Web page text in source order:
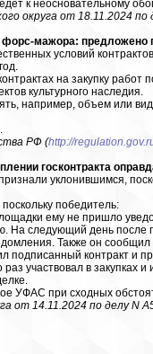
к неосновательному
округа от 18.11.2024 по
форс-мажора: предложено
условий
на закупку работ
культурного наследия.
например, объем или
РФ (http://
госконтракта
уклонившимся,
победитель:
ему не пришло
На следующий день после
Также он сообщил
подписанный контракт и
участвовал в закупках
УФАС при сходных
от 14.11.2024 по делу N